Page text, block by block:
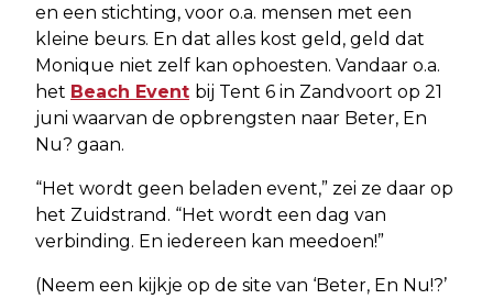
en een stichting, voor o.a. mensen met een
kleine beurs. En dat alles kost geld, geld dat
Monique niet zelf kan ophoesten. Vandaar o.a.
het Beach Event bij Tent 6 in Zandvoort op 21
juni waarvan de opbrengsten naar Beter, En
Nu? gaan.
“Het wordt geen beladen event,” zei ze daar op
het Zuidstrand. “Het wordt een dag van
verbinding. En iedereen kan meedoen!”
(Neem een kijkje op de site van ‘Beter, En Nu!?’